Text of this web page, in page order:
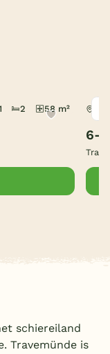
2 58 m²
6-
schiereiland
Travemünde is